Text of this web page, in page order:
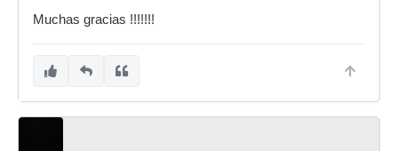
Muchas gracias !!!!!!!